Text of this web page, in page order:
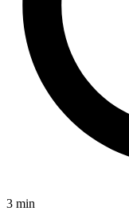
3 min